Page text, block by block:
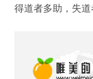
得道者多助，失